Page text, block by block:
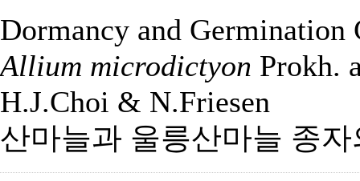
Dormancy and Germination
Allium microdictyon Prokh.
H.J.Choi & N.Friesen
산마늘과 울릉산마늘 종